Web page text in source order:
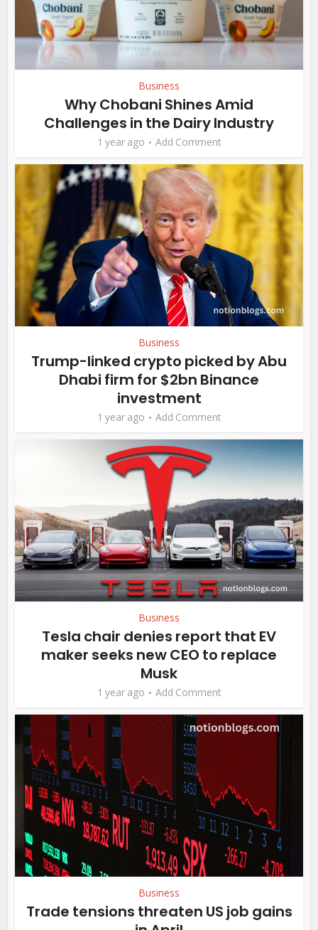
Business
Why Chobani Shines Amid
Challenges in the Dairy Industry
1 year ago Add Comment
Business
Trump-linked crypto picked by Abu
Dhabi firm for $2bn Binance
investment
1 year ago Add Comment
Business
Tesla chair denies report that EV
maker seeks new CEO to replace
Musk
1 year ago Add Comment
Business
Trade tensions threaten US job gains